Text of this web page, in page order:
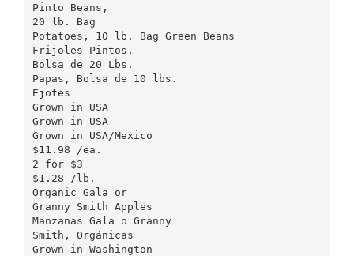
Pinto Beans,
20 lb. Bag
Potatoes, 10 lb. Bag Green Beans
Frijoles Pintos,
Bolsa de 20 Lbs.
Papas, Bolsa de 10 lbs.
Ejotes
Grown in USA
Grown in USA
Grown in USA/Mexico
$11.98 /ea.
2 for $3
$1.28 /lb.
Organic Gala or
Granny Smith Apples
Manzanas Gala o Granny
Smith, Orgánicas
Grown in Washington